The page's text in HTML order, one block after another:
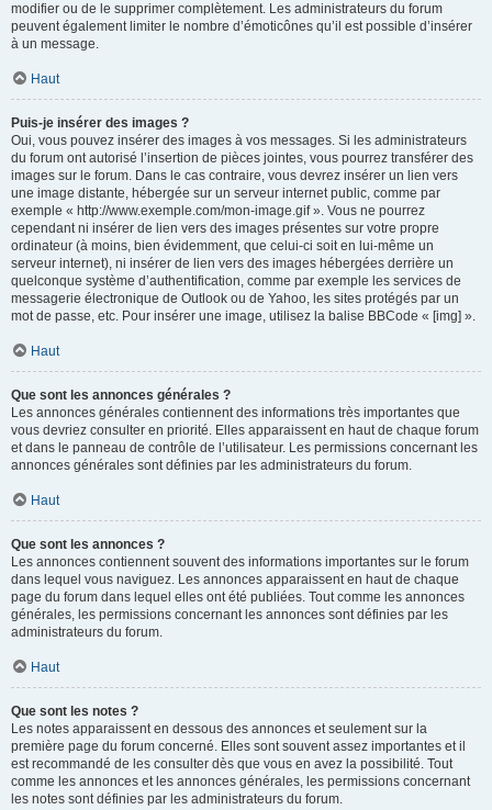
modifier ou de le supprimer complètement. Les administrateurs du forum
peuvent également limiter le nombre d’émoticônes qu’il est possible d’insérer
à un message.
Haut
Puis-je insérer des images ?
Oui, vous pouvez insérer des images à vos messages. Si les administrateurs
du forum ont autorisé l’insertion de pièces jointes, vous pourrez transférer des
images sur le forum. Dans le cas contraire, vous devrez insérer un lien vers
une image distante, hébergée sur un serveur internet public, comme par
exemple « http://www.exemple.com/mon-image.gif ». Vous ne pourrez
cependant ni insérer de lien vers des images présentes sur votre propre
ordinateur (à moins, bien évidemment, que celui-ci soit en lui-même un
serveur internet), ni insérer de lien vers des images hébergées derrière un
quelconque système d’authentification, comme par exemple les services de
messagerie électronique de Outlook ou de Yahoo, les sites protégés par un
mot de passe, etc. Pour insérer une image, utilisez la balise BBCode « [img] ».
Haut
Que sont les annonces générales ?
Les annonces générales contiennent des informations très importantes que
vous devriez consulter en priorité. Elles apparaissent en haut de chaque forum
et dans le panneau de contrôle de l’utilisateur. Les permissions concernant les
annonces générales sont définies par les administrateurs du forum.
Haut
Que sont les annonces ?
Les annonces contiennent souvent des informations importantes sur le forum
dans lequel vous naviguez. Les annonces apparaissent en haut de chaque
page du forum dans lequel elles ont été publiées. Tout comme les annonces
générales, les permissions concernant les annonces sont définies par les
administrateurs du forum.
Haut
Que sont les notes ?
Les notes apparaissent en dessous des annonces et seulement sur la
première page du forum concerné. Elles sont souvent assez importantes et il
est recommandé de les consulter dès que vous en avez la possibilité. Tout
comme les annonces et les annonces générales, les permissions concernant
les notes sont définies par les administrateurs du forum.